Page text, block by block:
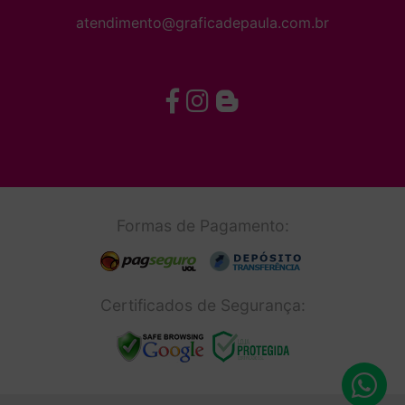
atendimento@graficadepaula.com.br
Formas de Pagamento:
Certificados de Segurança: